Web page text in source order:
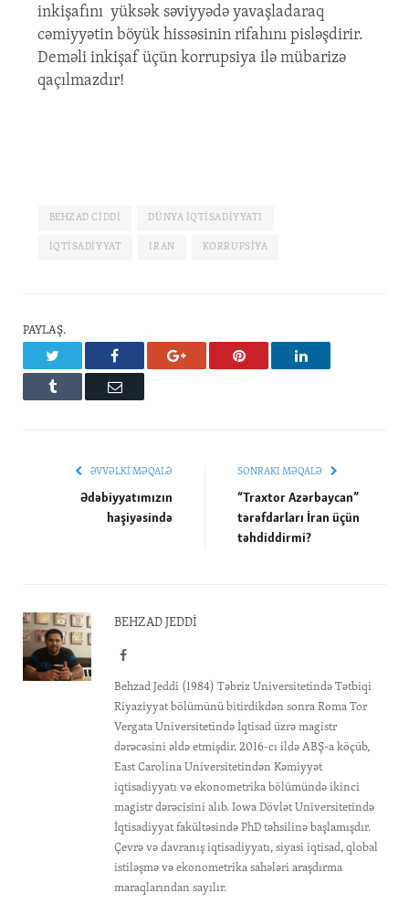
inkişafını yüksək səviyyədə yavaşladaraq
cəmiyyətin böyük hissəsinin rifahını pisləşdirir.
Deməli inkişaf üçün korrupsiya ilə mübarizə
qaçılmazdır!
BEHZAD CIDDI DÜNYA İQTISADIYYATI
IQTISADIYYAT IRAN KORRUPSIYA
PAYLAŞ.
Facebook Google+ Pinterest LinkedIn
Tumblr Email
ƏVVƏLKI MƏQALƏ
Ədəbiyyatımızın
haşiyəsində
SONRAKI MƏQALƏ
“Traxtor Azərbaycan”
tərəfdarları İran üçün
təhdiddirmi?
BEHZAD JEDDI
Facebook
Behzad Jeddi (1984) Təbriz Universitetində Tətbiqi
Riyaziyyat bölümünü bitirdikdən sonra Roma Tor
Vergata Universitetində İqtisad üzrə magistr
dərəcəsini əldə etmişdir. 2016-cı ildə ABŞ-a köçüb,
East Carolina Universitetindən Kəmiyyət
iqtisadiyyatı və ekonometrika bölümündə ikinci
magistr dərəcisini alıb. Iowa Dövlət Universitetində
İqtisadiyyat fakültəsində PhD təhsilinə başlamışdır.
Çevrə və davranış iqtisadiyyatı, siyasi iqtisad, qlobal
istiləşmə və ekonometrika sahələri araşdırma
maraqlarından sayılır.